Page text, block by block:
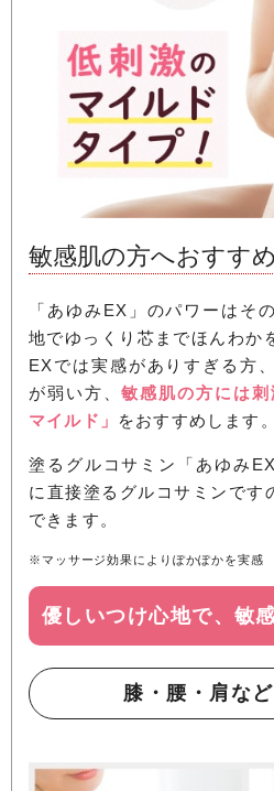
敏感肌の方へおすすめ
「あゆみEX」のパワーはそ
地でゆっくり芯までほんわか
EXでは実感がありすぎる方
が弱い方、敏感肌の方には
マイルド」
をおすすめします。
塗るグルコサミン「あゆみ
に直接塗るグルコサミンです
できます。
※マッサージ効果によりぽかぽかを実感
優しいつけ心地で、敏
膝・腰・肩な